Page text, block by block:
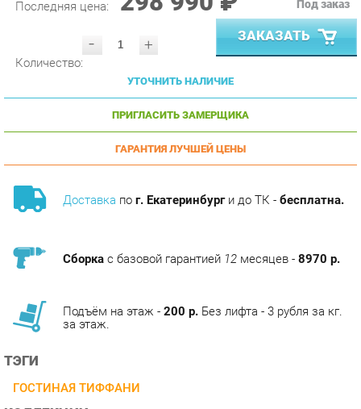
- ЗАКАЗАТЬ
УТОЧНИТЬ НАЛИЧИЕ
ПРИГЛАСИТЬ ЗАМЕРЩИКА
ГАРАНТИЯ ЛУЧШЕЙ ЦЕНЫ
Доставкапог. Екатеринбурги до ТК -бесплатна.
ТЭГИ